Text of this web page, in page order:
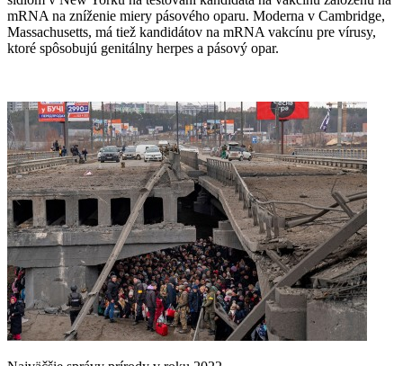
mRNA na zníženie miery pásového oparu. Moderna v Cambridge,
Massachusetts, má tiež kandidátov na mRNA vakcínu pre vírusy,
ktoré spôsobujú genitálny herpes a pásový opar.